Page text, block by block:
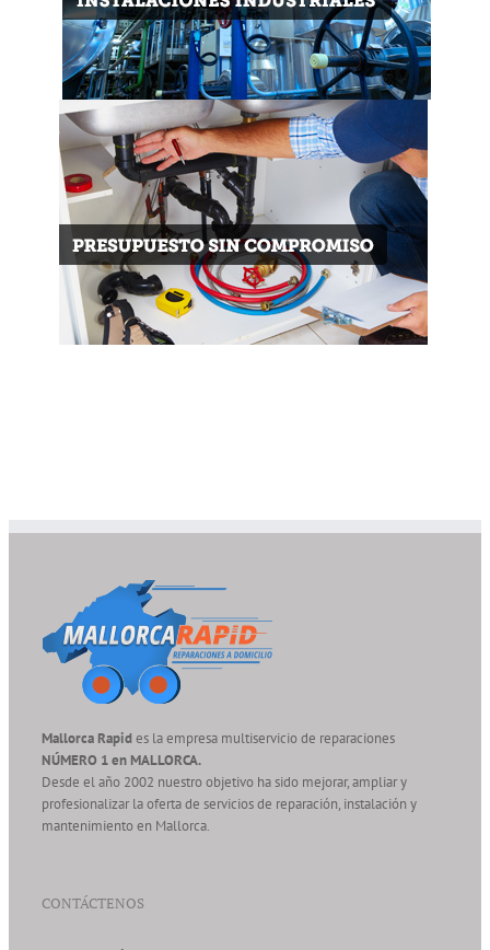
Mallorca Rapides la empresa multiservicio de reparaciones
NÚMERO 1 en MALLORCA.
Desde el año 2002 nuestro objetivo ha sido mejorar, ampliar y
profesionalizar la oferta de servicios de reparación, instalación y
mantenimiento en Mallorca.
CONTÁCTENOS